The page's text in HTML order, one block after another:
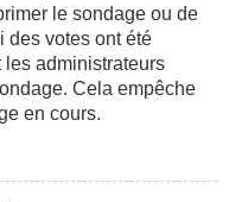
le sondage ou de
des votes ont été
administrateurs
Cela empêche
en cours.